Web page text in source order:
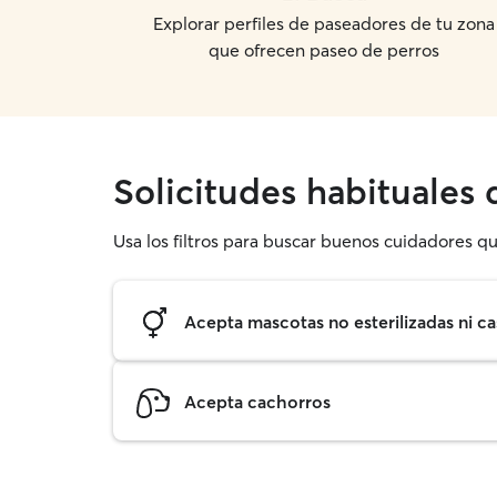
Explorar perfiles de paseadores de tu zona
que ofrecen paseo de perros
Solicitudes habituales
Usa los filtros para buscar buenos cuidadores
Acepta mascotas no esterilizadas ni
Acepta cachorros